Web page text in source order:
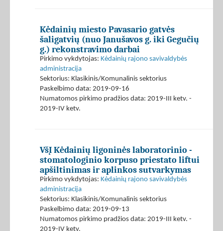
Kėdainių miesto Pavasario gatvės
šaligatvių (nuo Janušavos g. iki Gegučių
g.) rekonstravimo darbai
Pirkimo vykdytojas: Kėdainių rajono savivaldybės
administracija
Sektorius: Klasikinis/Komunalinis sektorius
Paskelbimo data: 2019-09-16
Numatomos pirkimo pradžios data: 2019-III ketv. -
2019-IV ketv.
VšĮ Kėdainių ligoninės laboratorinio -
stomatologinio korpuso priestato liftui
apšiltinimas ir aplinkos sutvarkymas
Pirkimo vykdytojas: Kėdainių rajono savivaldybės
administracija
Sektorius: Klasikinis/Komunalinis sektorius
Paskelbimo data: 2019-09-13
Numatomos pirkimo pradžios data: 2019-III ketv. -
2019-IV ketv.